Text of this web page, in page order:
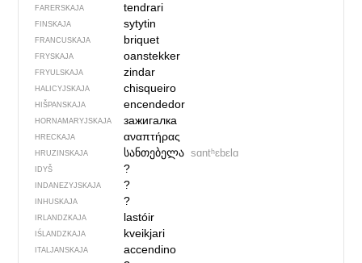
FARERSKAJA tendrari
FINSKAJA sytytin
FRANCUSKAJA briquet
FRYSKAJA oanstekker
FRYULSKAJA zindar
HALICYJSKAJA chisqueiro
HIŠPANSKAJA encendedor
HORNAMARYJSKAJA зажигалка
HRECKAJA αναπτήρας
HRUZINSKAJA სანთებელა sɑntʰɛbɛlɑ
IDYŠ ?
INDANEZYJSKAJA ?
INHUSKAJA ?
IRLANDZKAJA lastóir
IŚLANDZKAJA kveikjari
ITALJANSKAJA accendino